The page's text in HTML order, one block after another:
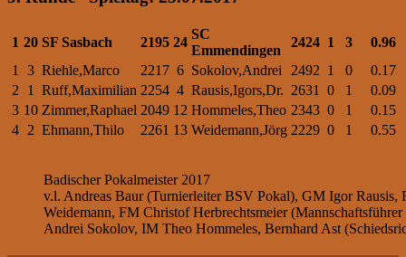
1 20 SF Sasbach 2195 24
SC
Emmendingen
2424 1 3
0.96
1
3 Riehle,Marco 2217 6 Sokolov,Andrei 2492 1 0
0.17
2
1 Ruff,Maximilian 2254 4 Rausis,Igors,Dr. 2631 0 1
0.09
3 10 Zimmer,Raphael 2049 12 Hommeles,Theo 2343 0 1
0.15
4
2 Ehmann,Thilo 2261 13 Weidemann,Jörg 2229 0 1 0.55
Badischer Pokalmeister 2017
v.l. Andreas Baur (Turnierleiter BSV Pokal), GM Igor Rausis,
Weidemann, FM Christof Herbrechtsmeier
Andrei Sokolov, IM Theo Hommeles, Bernhard Ast